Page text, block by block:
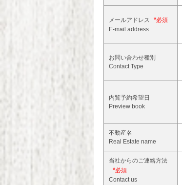
メールアドレス *
E-mail address
お問い合わせ種別
Contact Type
内覧予約希望日
Preview book
不動産名
Real Estate name
当社からのご連絡方法
*
Contact us